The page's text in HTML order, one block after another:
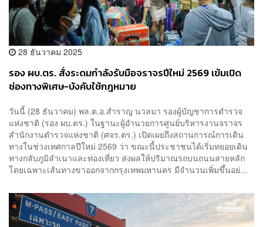
28 ธันวาคม 2025
รอง ผบ.ตร. สั่งระดมกำลังรับมือจราจรปีใหม่ 2569 เข้มเปิด
ช่องทางพิเศษ-บังคับใช้กฎหมาย
วันนี้ (28 ธันวาคม) พล.ต.อ.สำราญ นวลมา รองผู้บัญชาการตำรวจ
แห่งชาติ (รอง ผบ.ตร.) ในฐานะผู้อำนวยการศูนย์บริหารงานจราจร
สำนักงานตำรวจแห่งชาติ (ศจร.ตร.) เปิดเผยถึงสถานการณ์การเดิน
ทางในช่วงเทศกาลปีใหม่ 2569 ว่า ขณะนี้ประชาชนได้เริ่มทยอยเดิน
ทางกลับภูมิลำเนาและท่องเที่ยว ส่งผลให้ปริมาณรถบนถนนสายหลัก
โดยเฉพาะเส้นทางขาออกจากกรุงเทพมหานคร มีจำนวนเพิ่มขึ้นอย่...